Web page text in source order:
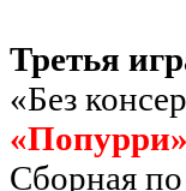
Третья
«Без
Сборная